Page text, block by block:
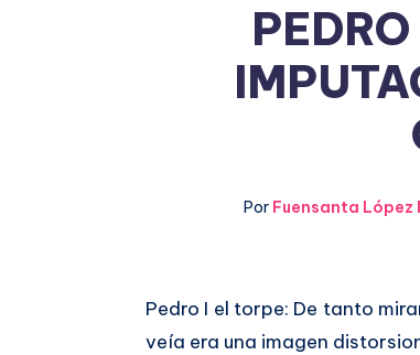
Por Fuensanta López
Compartir
Pedro I el torpe: De tanto
veía era una imagen